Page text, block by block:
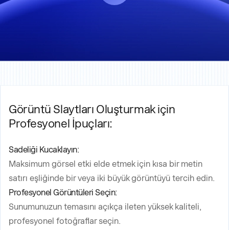
Görüntü Slaytları Oluşturmak için
Profesyonel İpuçları:
Sadeliği Kucaklayın:
Maksimum görsel etki elde etmek için kısa bir metin
satırı eşliğinde bir veya iki büyük görüntüyü tercih edin.
Profesyonel Görüntüleri Seçin:
Sunumunuzun temasını açıkça ileten yüksek kaliteli,
profesyonel fotoğraflar seçin.